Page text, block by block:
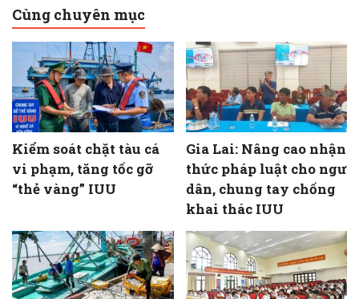
Cùng chuyên mục
Kiểm soát chặt tàu cá
vi phạm, tăng tốc gỡ
“thẻ vàng” IUU
Gia Lai: Nâng cao nhận
thức pháp luật cho ngư
dân, chung tay chống
khai thác IUU